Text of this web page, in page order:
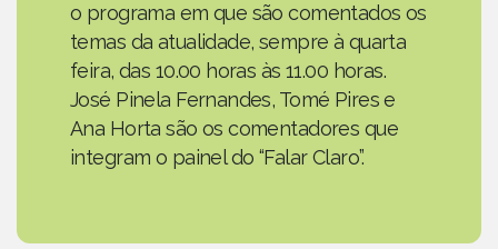
o programa em que são comentados os
temas da atualidade, sempre à quarta
feira, das 10.00 horas às 11.00 horas.
José Pinela Fernandes, Tomé Pires e
Ana Horta são os comentadores que
integram o painel do “Falar Claro”.